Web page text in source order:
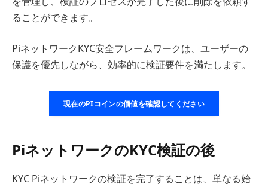
ることができます。
PiネットワークKYC安全フレームワークは、ユーザーの
保護を優先しながら、効率的に検証要件を満たします。
現在のPIコインの価値を確認してください
PiネットワークのKYC検証の後
KYC Piネットワークの検証を完了することは、単なる始